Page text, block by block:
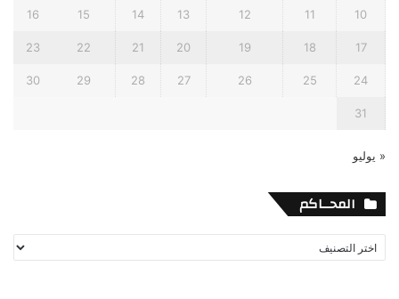
10
11
12
13
14
15
16
17
18
19
20
21
22
23
24
25
26
27
28
29
30
31
« يوليو
المحــاكم
المحــاكم